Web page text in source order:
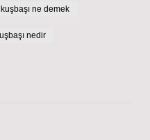
ne demek
nedir